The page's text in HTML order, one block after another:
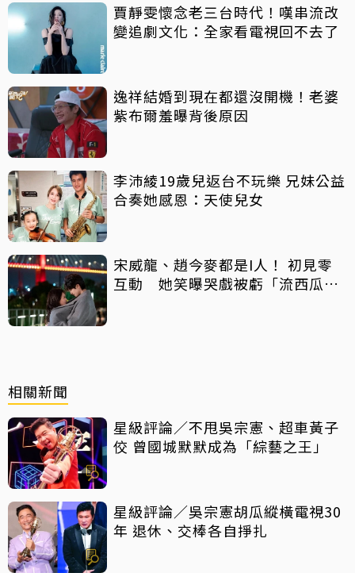
賈靜雯懷念老三台時代！嘆串流改
變追劇文化：全家看電視回不去了
逸祥結婚到現在都還沒開機！老婆
紫布爾羞曝背後原因
李沛綾19歲兒返台不玩樂 兄妹公益
合奏她感恩：天使兒女
宋威龍、趙今麥都是I人！ 初見零
互動 她笑曝哭戲被虧「流西瓜
相關新聞
星級評論／不甩吳宗憲、超車黃子
佼 曾國城默默成為「綜藝之王」
星級評論／吳宗憲胡瓜縱橫電視30
年 退休、交棒各自掙扎